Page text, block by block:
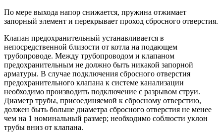
По мере выхода напор снижается, пружина отжимает
запорный элемент и перекрывает проход сбросного отверстия.
Клапан предохранительный устанавливается в
непосредственной близости от котла на подающем
трубопроводе. Между трубопроводом и клапаном
предохранительным не должно быть никакой запорной
арматуры. В случае подключения сбросного отверстия
предохранительного клапана к системе канализации
необходимо производить подключение с разрывом струи.
Диаметр трубы, присоединяемой к сбросному отверстию,
должен быть больше диаметра сбросного отверстия не менее
чем на 1 номинальный размер; необходимо соблюсти уклон
трубы вниз от клапана.